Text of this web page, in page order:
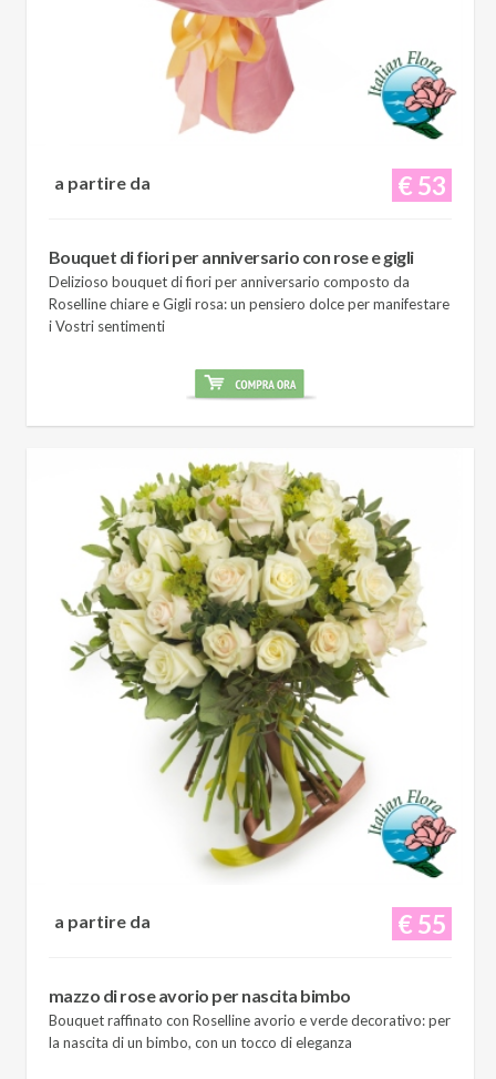
€ 53
a partire da
Bouquet di fiori per anniversario con rose e gigli
Delizioso bouquet di fiori per anniversario composto da
Roselline chiare e Gigli rosa: un pensiero dolce per manifestare
i Vostri sentimenti
€ 55
a partire da
mazzo di rose avorio per nascita bimbo
Bouquet raffinato con Roselline avorio e verde decorativo: per
la nascita di un bimbo, con un tocco di eleganza